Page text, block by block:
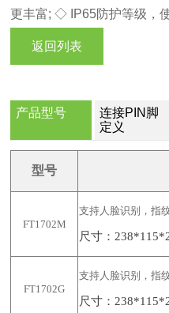
更丰富; ◇ IP65防护等级，
返回列表
产品型号
连接PIN脚
定义
型号
FT1702M
支持人脸识别，指
尺寸：
FT1702G
支持人脸识别，指
尺寸：